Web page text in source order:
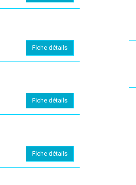
Fiche détails
Fiche détails
Fiche détails